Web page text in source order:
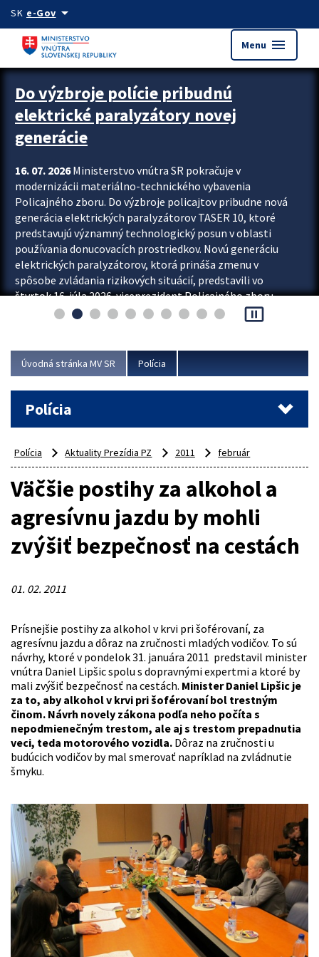
Preskocit na hlavný obsah
SK e-Govarrow_drop_down
Menu menu
Zastavit automatický posun upútavok
Do výzbroje polície pribudnú
elektrické paralyzátory novej
generácie
16. 07. 2026Ministerstvo vnútra SR pokračuje v
modernizácii materiálno-technického vybavenia
Policajného zboru. Do výzbroje policajtov pribudne nová
generácia elektrických paralyzátorov TASER 10, ktoré
predstavujú významný technologický posun v oblasti
používania donucovacích prostriedkov. Novú generáciu
elektrických paralyzátorov, ktorá prináša zmenu v
spôsobe zvládania rizikových situácií, predstavili vo
štvrtok 16. júla 2026 viceprezident Policajného zboru
Rastislav Polakovič a riaditeľ odboru výcviku...
pause_presentation
Úvodná stránka MV SR Polícia
Polícia
Polícia Aktuality Prezídia PZ 2011 február
Väčšie postihy za alkohol a
agresívnu jazdu by mohli
zvýšiť bezpečnosť na cestách
01. 02. 2011
Prísnejšie postihy za alkohol v krvi pri šoférovaní, za
agresívnu jazdu a dôraz na zručnosti mladých vodičov. To sú
návrhy, ktoré v pondelok 31. januára 2011 predstavil minister
vnútra Daniel Lipšic spolu s dopravnými expertmi a ktoré by
mali zvýšiť bezpečnosť na cestách. Minister Daniel Lipšic je
za to, aby alkohol v krvi pri šoférovaní bol trestným
činom. Návrh novely zákona podľa neho počíta s
nepodmienečným trestom, ale aj s trestom prepadnutia
veci, teda motorového vozidla. Dôraz na zručnosti u
budúcich vodičov by mal smerovať napríklad na zvládnutie
šmyku.